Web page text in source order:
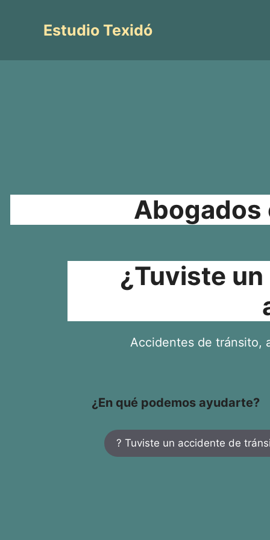
contenidoEstudio Texidó
Abogados
¿Tuviste
Accidentes de tránsito,
¿En qué podemos ayudarte?
? Tuviste un accidente de